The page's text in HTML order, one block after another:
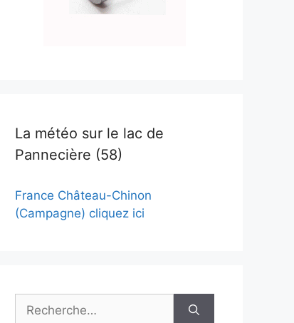
La météo sur le lac de
Pannecière (58)
France Château-Chinon
(Campagne) cliquez ici